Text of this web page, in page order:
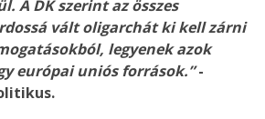
A DK szerint az összes
vált oligarchát ki kell zárni
legyenek azok
európai uniós források.”-